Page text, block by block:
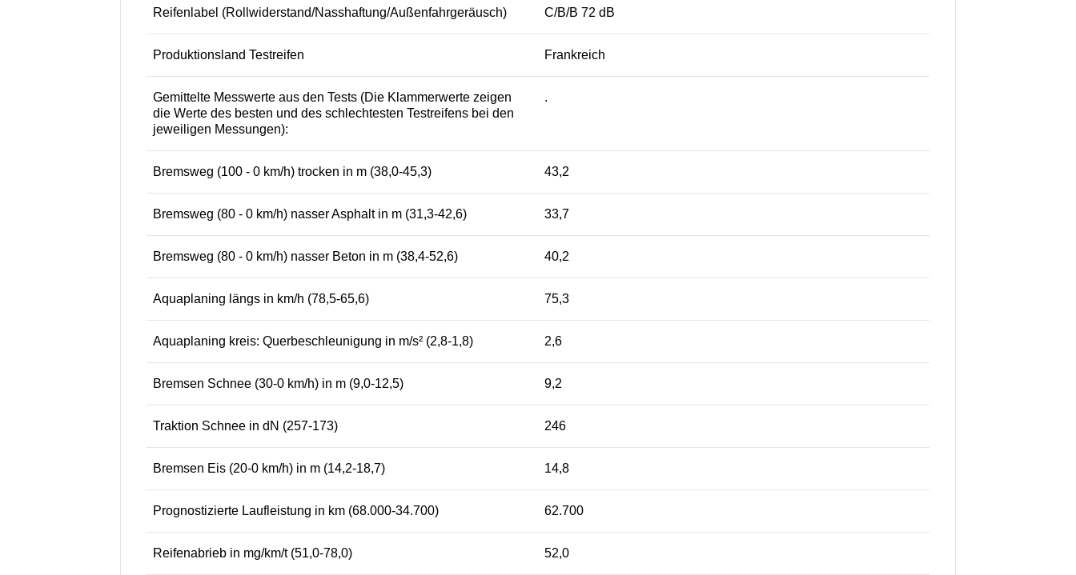
Reifenlabel (Rollwiderstand/Nasshaftung/Außenfahrgeräusch) C/B/B 72 dB
Produktionsland Testreifen Frankreich
Gemittelte Messwerte aus den Tests (Die Klammerwerte zeigen
die Werte des besten und des schlechtesten Testreifens bei den
jeweiligen Messungen):
.
Bremsweg (100 - 0 km/h) trocken in m (38,0-45,3) 43,2
Bremsweg (80 - 0 km/h) nasser Asphalt in m (31,3-42,6) 33,7
Bremsweg (80 - 0 km/h) nasser Beton in m (38,4-52,6) 40,2
Aquaplaning längs in km/h (78,5-65,6) 75,3
Aquaplaning kreis: Querbeschleunigung in m/s² (2,8-1,8) 2,6
Bremsen Schnee (30-0 km/h) in m (9,0-12,5) 9,2
Traktion Schnee in dN (257-173) 246
Bremsen Eis (20-0 km/h) in m (14,2-18,7) 14,8
Prognostizierte Laufleistung in km (68.000-34.700) 62.700
Reifenabrieb in mg/km/t (51,0-78,0) 52,0